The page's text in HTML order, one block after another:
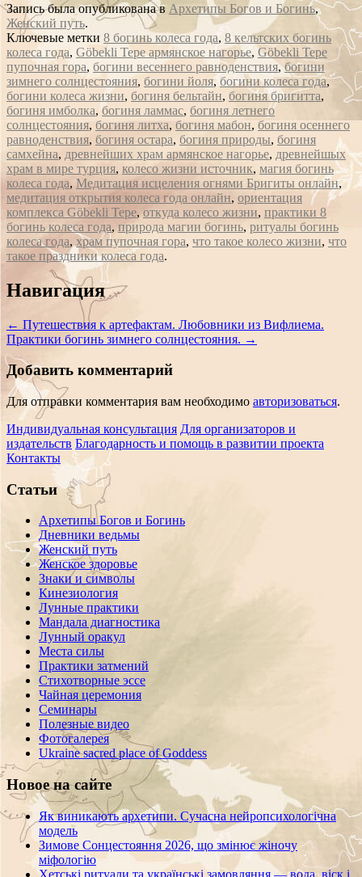
Запись была опубликована в Архетипы Богов и Богинь,
Женский путь.
Ключевые метки 8 богинь колеса года, 8 кельтских богинь
колеса года, Göbekli Tepe армянское нагорье, Göbekli Tepe
пупочная гора, богини весеннего равноденствия,богини
зимнего солнцестояния, богини йоля, богини колеса года,
богини колеса жизни, богиня бельтайн, богиня бригитта,
богиня имболка,богиня ламмас, богиня летнего
солнцестояния, богиня литха, богиня мабон, богиня осеннего
равноденствия, богиня остара, богиня природы, богиня
самхейна, древнейших храм армянское нагорье, древнейшых
храм в мире турция, колесо жизни источник, магия богинь
колеса года, Медитация исцеления огнями Бригиты онлайн,
медитация открытия колеса года онлайн, ориентация
комплекса Göbekli Tepe, откуда колесо жизни, практики 8
богинь колеса года, природа магии богинь, ритуалы богинь
колеса года, храм пупочная гора, что такое колесо жизни, что
такое праздники колеса года.
Сообщение
навигации
Навигация
← Путешествия к артефактам. Любовники из Вифлиема.
Практики богинь зимнего солнцестояния. →
Добавить комментарий
Для отправки комментария вам необходимо авторизоваться.
Индивидуальная консультация Для организаторов и
издательств Благодарность и помощь в развитии проекта
Контакты
Статьи
Архетипы Богов и Богинь
Дневники ведьмы
Женский путь
Женское здоровье
Знаки и символы
Кинезиология
Лунные практики
Мандала диагностика
Лунный оракул
Места силы
Практики затмений
Стихотворные эссе
Чайная церемония
Семинары
Полезные видео
Фотогалерея
Ukraine sacred place of Goddess
Новое на сайте
Як виникають архетипи. Сучасна нейропсихологічна
модель
Зимове Сонцестояння 2026, що змінює жіночу
міфологію
Хетські ритуали та українські замовляння — вода, віск і